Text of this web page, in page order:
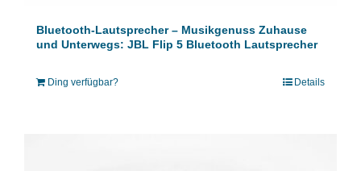
Bluetooth-Lautsprecher – Musikgenuss Zuhause
und Unterwegs: JBL Flip 5 Bluetooth Lautsprecher
Ding verfügbar? Details